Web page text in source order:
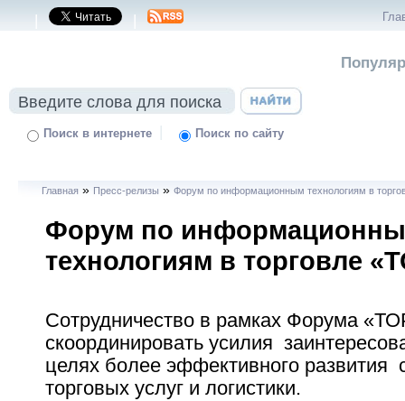
| |
Поиск в интернете | Поиск по сайту
Главная » Пресс-релизы »Форум по информационным технологиям в
Форум по
технологиям в торговле
Сотрудничество в рамках Форума
скоординировать усилия
целях более эффективного развития
торговых услуг и логистики.